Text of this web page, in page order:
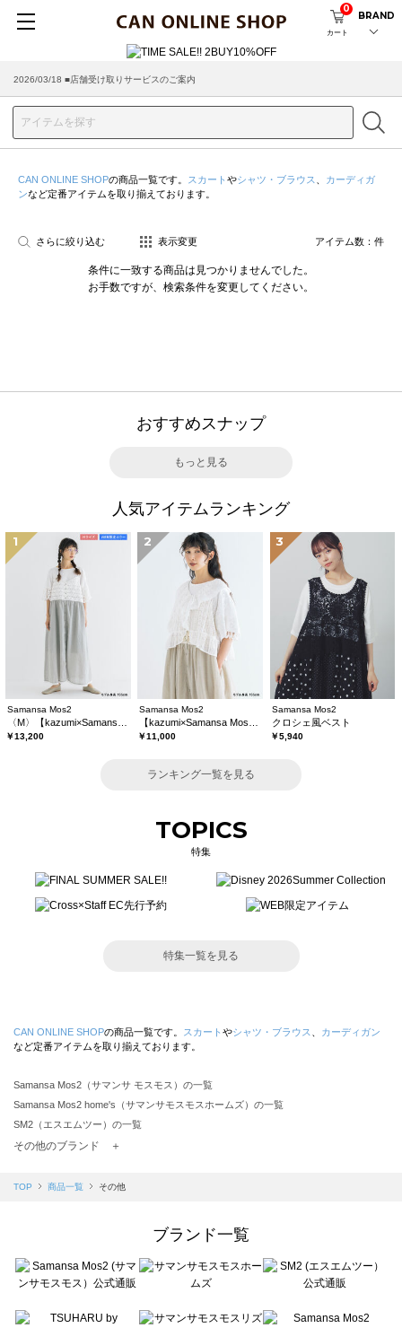
カート
0
BRAND
2026/03/18 ■店舗受け取りサービスのご案内
CAN ONLINE SHOPの商品一覧です。 スカート やシャツ・ブラウス
カーディガ
ンなど定番アイテムを取り揃えております。
さらに絞り込む 表示変更 アイテム数： 件
条件に一致する商品は見つかりませんでした。
お手数ですが、検索条件を変更してください。
おすすめスナップ
もっと見る
人気アイテムランキング
1
Samansa Mos2
￥13,200
2
Samansa Mos2
￥11,000
3
Samansa Mos2
クロシェ風ベスト
￥5,940
ランキング一覧を見る
TOPICS
特集
特集一覧を見る
CAN ONLINE SHOPの商品一覧です。 スカート やシャツ・ブラウス
カーディガン
など定番アイテムを取り揃えております。
Samansa Mos2（サマンサ モスモス）の一覧
Samansa Mos2 home's（サマンサモスモスホームズ）の一覧
SM2（エスエムツー）の一覧
TSUHARU by Samansa Mos2（ツハルバイサマンサモスモス）の一覧
Samansa Mos2 blue（サマンサモスモス ブルー）の一覧
Te chichi（テチチ）の一覧
Te chichi CLASSIC（テチチ クラシック）の一覧
Lugnoncure（ルノンキュール）の一覧
その他のブランド ＋
TOP 商品一覧 その他
ブランド一覧